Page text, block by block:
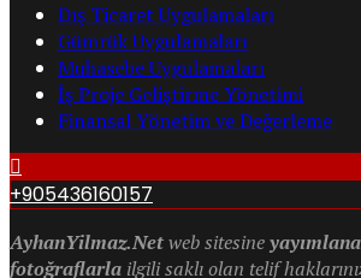
Dış Ticaret Uygulamaları
Gümrük Uygulamaları
Muhasebe Uygulamaları
İş Proje Geliştirme Yönetimi
Finansal Yönetim ve Değerleme
+905436160157
AyhanYilmaz.Netweb sitesine
fotoğraflarla ilgili saklı olan telif